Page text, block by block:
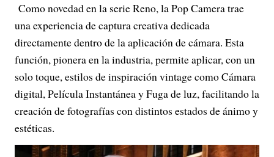
Como novedad en la serie Reno, la Pop Camera trae
una experiencia de captura creativa dedicada
directamente dentro de la aplicación de cámara. Esta
función, pionera en la industria, permite aplicar, con un
solo toque, estilos de inspiración vintage como Cámara
digital, Película Instantánea y Fuga de luz, facilitando la
creación de fotografías con distintos estados de ánimo y
estéticas.